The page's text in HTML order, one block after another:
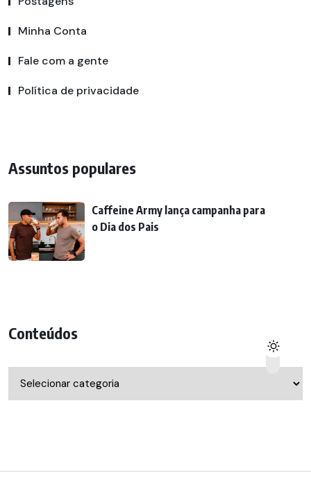
Minha Conta
Fale com a gente
Política de privacidade
Assuntos populares
Caffeine Army lança campanha para
o Dia dos Pais
Conteúdos